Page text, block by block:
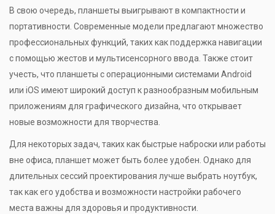
В свою очередь, планшеты выигрывают в компактности и
портативности. Современные модели предлагают множество
профессиональных функций, таких как поддержка навигации
с помощью жестов и мультисенсорного ввода. Также стоит
учесть, что планшеты с операционными системами Android
или iOS имеют широкий доступ к разнообразным мобильным
приложениям для графического дизайна, что открывает
новые возможности для творчества.
Для некоторых задач, таких как быстрые наброски или работы
вне офиса, планшет может быть более удобен. Однако для
длительных сессий проектирования лучше выбрать ноутбук,
так как его удобства и возможности настройки рабочего
места важны для здоровья и продуктивности.